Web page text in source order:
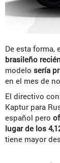
De esta forma,
brasileño
modelo sería
en el mes de
El directivo
Kaptur para
español pero
lugar de los
tiene mayor